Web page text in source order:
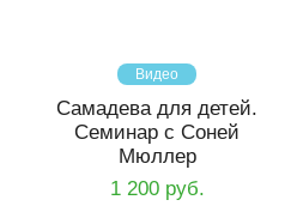
Видео
Самадева для детей.
Семинар с Соней
Мюллер
1 200 руб.